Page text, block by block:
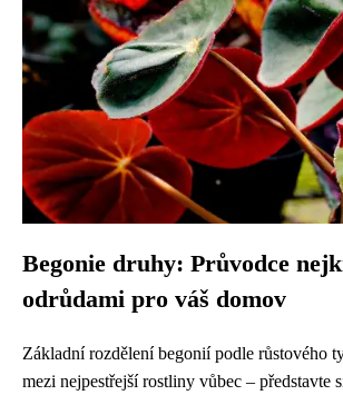
Begonie druhy: Průvodce
odrůdami pro váš domov
Základní rozdělení begonií podle růstového
mezi nejpestřejší rostliny vůbec – představte